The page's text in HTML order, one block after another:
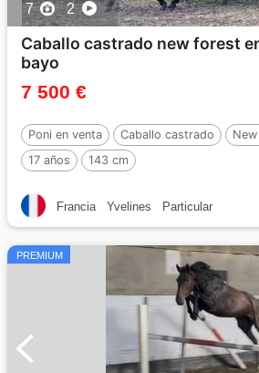
7 2
Caballo castrado new forest
bayo
7 500 €
Poni en venta Caballo castrado
17 años
143 cm
Francia Yvelines Particular
PREMIUM